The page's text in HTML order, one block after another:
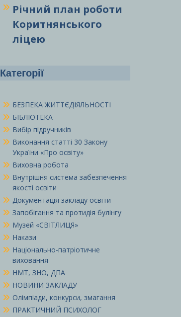
Річний план роботи
Коритнянського
ліцею
Категорії
БЕЗПЕКА ЖИТТЄДІЯЛЬНОСТІ
БІБЛІОТЕКА
Вибір підручників
Виконання статті 30 Закону
України «Про освіту»
Виховна робота
Внутрішня система забезпечення
якості освіти
Документація закладу освіти
Запобігання та протидія булінгу
Музей «СВІТЛИЦЯ»
Накази
Національно-патріотичне
виховання
НМТ, ЗНО, ДПА
НОВИНИ ЗАКЛАДУ
Олімпіади, конкурси, змагання
ПРАКТИЧНИЙ ПСИХОЛОГ